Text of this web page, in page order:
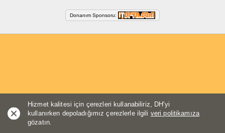
Donanım Sponsoru:
Hizmet kalitesi için çerezleri kullanabiliriz, DH'yi
kullanırken depoladığımız çerezlerle ilgili veri politikamıza
gözatın.